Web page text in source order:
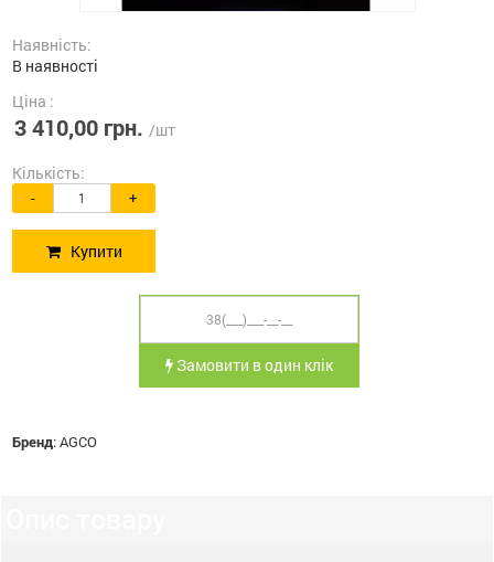
Наявність:
В наявності
Ціна :
3 410,00 грн. /шт
Кількість:
- +
Купити
Замовити в один клік
Бренд:AGCO